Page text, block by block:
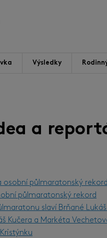
Výsledky
a
osobní půlmaratonský rekord
půlmaratonský rekord
slaví Brňané
Kučera a Markéta